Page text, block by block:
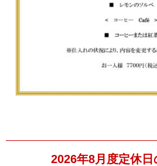
2026年8月度定休日